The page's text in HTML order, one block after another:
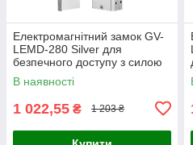
Електромагнітний замок GV-
LEMD-280 Silver для
безпечного доступу з силою
утримання 280 кг, накладний
монтаж, для дерев'яних,
В наявності
1 022,55 ₴ 1 203 ₴